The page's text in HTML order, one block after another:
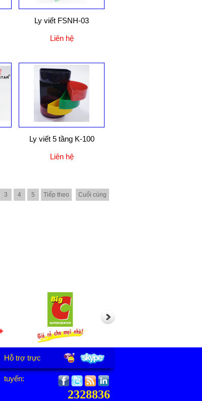
Ly viết FSNH-03
Liên hệ
Ly viết 5 tầng K-100
Liên hệ
3 4 5 Tiếp theo Cuối cùng
Hỗ trợ trực
tuyến:
2328836